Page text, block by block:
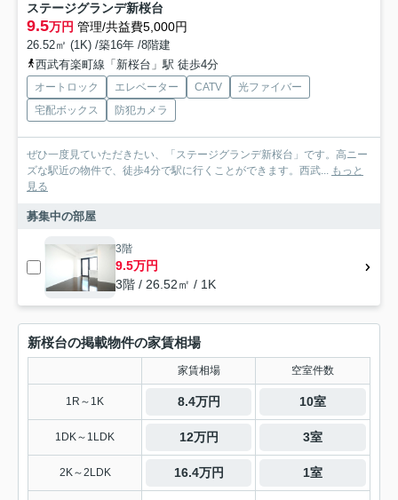
ステージグランデ新桜台
9.5万円 管理/共益費5,000円
26.52㎡ (1K) /築16年 /8階建
西武有楽町線「新桜台」駅 徒歩4分
オートロック エレベーター CATV
光ファイバー
宅配ボックス
防犯カメラ
ぜひ一度見ていただきたい、「ステージグランデ新桜台」です。高ニー
ズな駅近の物件で、徒歩4分で駅に行くことができます。西武... もっと
見る
募集中の部屋
3階
9.5万円
3階 / 26.52㎡ / 1K
新桜台の掲載物件の家賃相場
家賃相場 空室件数
1R～1K 8.4万円 10室
1DK～1LDK 12万円 3室
2K～2LDK 16.4万円 1室